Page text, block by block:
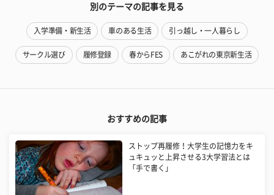
別のテーマの記事を見る
入学準備・新生活 車のある生活 引っ越し・一人暮らし
サークル選び 履修登録 春からFES あこがれの東京新生活
おすすめの記事
ストップ再履修！大学生の記憶力をキ
ュキュッと上昇させる3大学習法とは
「手で書く」